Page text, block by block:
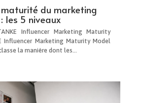
du marketing
les 5 niveaux
Influencer Marketing Maturity
Influencer Marketing Maturity Model
la manière dont les...